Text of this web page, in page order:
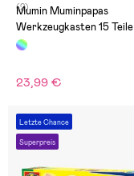
(2)
Mumin Muminpapas
Werkzeugkasten 15 Teile
23,99 €
Letzte Chance
Superpreis